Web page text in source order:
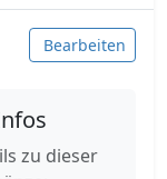
Bearbeiten
zu dieser